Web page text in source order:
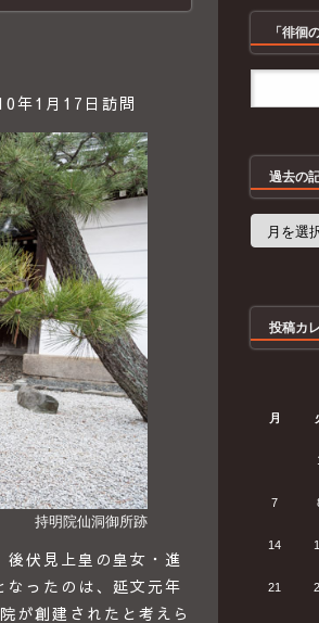
年1月17日訪問
持明院仙洞御所跡
後伏見上皇の皇女・進
ったのは、延文元年
が創建されたと考えら
「徘徊
過去の
過
投稿カ
月
7
14
21